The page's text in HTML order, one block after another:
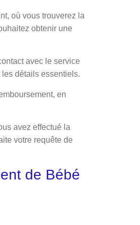
où vous trouverez la
obtenir une
avec le service
détails essentiels.
en
avez effectué la
votre requête de
de Bébé